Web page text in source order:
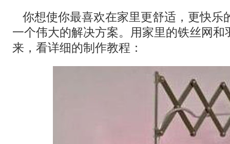
你想使你最喜欢在家里更舒适，更快乐
一个伟大的解决方案。用家里的铁丝网和
来，看详细的制作教程：